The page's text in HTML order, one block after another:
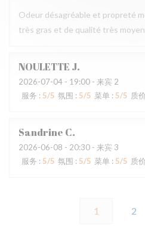
Odeur désagréable et propreté
très gras et de qualité très
NOULETTE J
2026-07-04 - 19:00 - 来宾 2
服务 : 5/5 氛围 : 5/5 菜单 : 5/5 质
Sandrine C
2026-06-08 - 20:30 - 来宾 3
服务 : 5/5 氛围 : 5/5 菜单 : 5/5 质
1 2